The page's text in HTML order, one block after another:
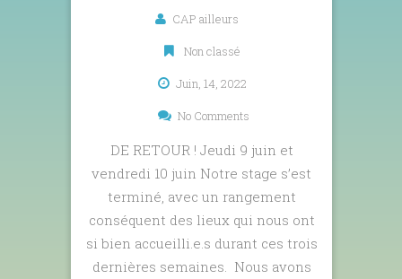
CAP ailleurs
Non classé
Juin, 14, 2022
No Comments
DE RETOUR ! Jeudi 9 juin et
vendredi 10 juin Notre stage s’est
terminé, avec un rangement
conséquent des lieux qui nous ont
si bien accueilli.e.s durant ces trois
dernières semaines. Nous avons